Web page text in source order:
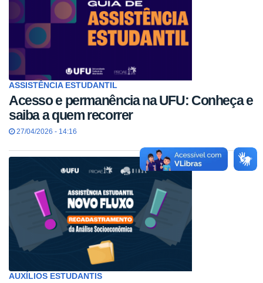
ASSISTÊNCIA ESTUDANTIL
Acesso e permanência na UFU: Conheça e
saiba a quem recorrer
27/04/2026 - 14:16
AUXÍLIOS ESTUDANTIS